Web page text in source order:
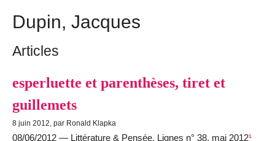
Dupin, Jacques
Articles
esperluette et parenthèses, tiret et
guillemets
8 juin 2012, par Ronald Klapka
08/06/2012 — Littérature & Pensée, Lignes n° 38, mai 2012¹